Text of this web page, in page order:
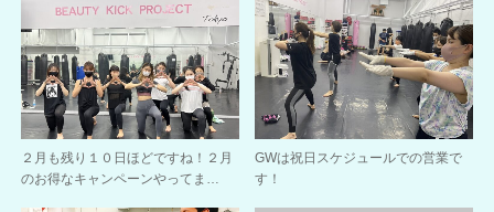
２月も残り１０日ほどですね！２月
のお得なキャンペーンやってま…
GWは祝日スケジュールでの営業で
す！